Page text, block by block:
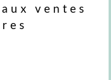
ventes